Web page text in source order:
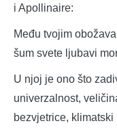
i Apollinaire:
Među tvojim
šum svete ljubavi
U njoj je ono što
univerzalnost,
bezvjetrice,